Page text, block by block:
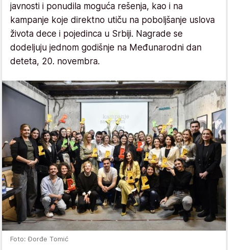
javnosti i ponudila moguća rešenja, kao i na
kampanje koje direktno utiču na poboljšanje uslova
života dece i pojedinca u Srbiji. Nagrade se
dodeljuju jednom godišnje na Međunarodni dan
deteta, 20. novembra.
Foto: Đorđe Tomić